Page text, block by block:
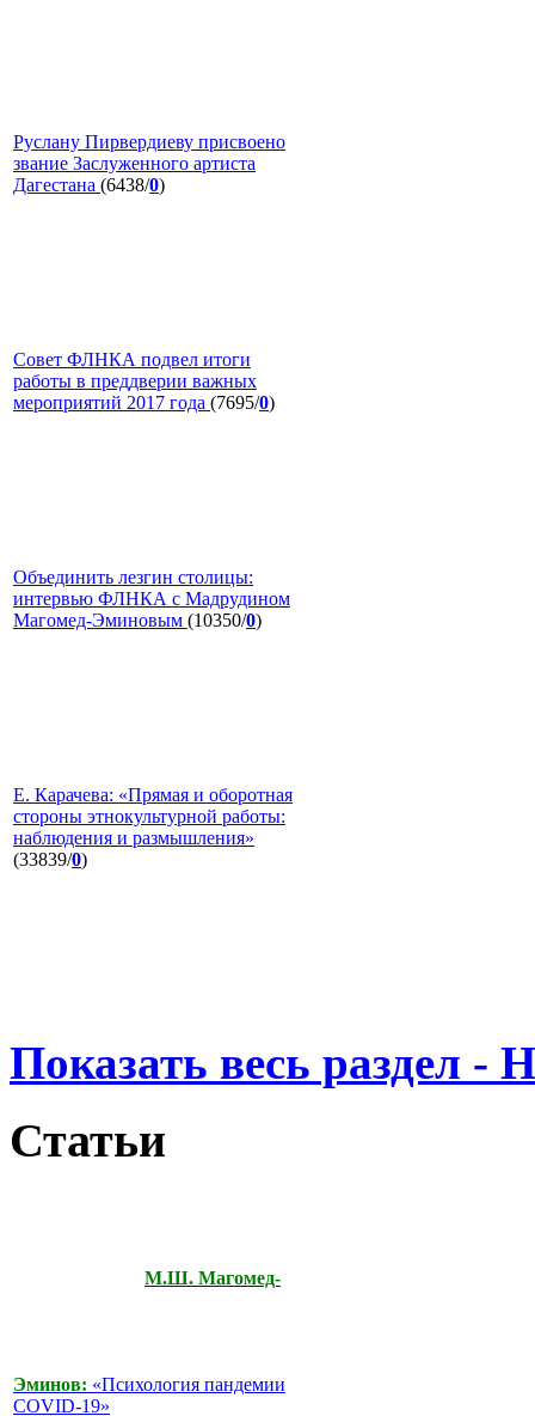
Руслану Пирвердиеву присвоено
звание Заслуженного артиста
Дагестана (6438/0)
Совет ФЛНКА подвел итоги
работы в преддверии важных
мероприятий 2017 года (7695/0)
Объединить лезгин столицы:
интервью ФЛНКА с Мадрудином
Магомед-Эминовым (10350/0)
Е. Карачева: «Прямая и оборотная
стороны этнокультурной работы:
наблюдения и размышления»
(33839/0)
Показать весь раздел -
Статьи
М.Ш. Магомед-
Эминов: «Психология пандемии
COVID-19»